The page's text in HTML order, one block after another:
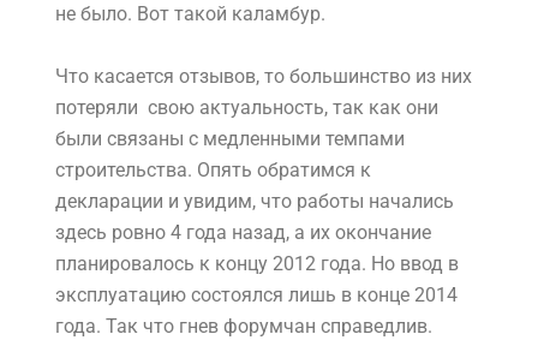
не было. Вот такой каламбур.
Что касается отзывов, то большинство из них
потеряли свою актуальность, так как они
были связаны с медленными темпами
строительства. Опять обратимся к
декларации и увидим, что работы начались
здесь ровно 4 года назад, а их окончание
планировалось к концу 2012 года. Но ввод в
эксплуатацию состоялся лишь в конце 2014
года. Так что гнев форумчан справедлив.